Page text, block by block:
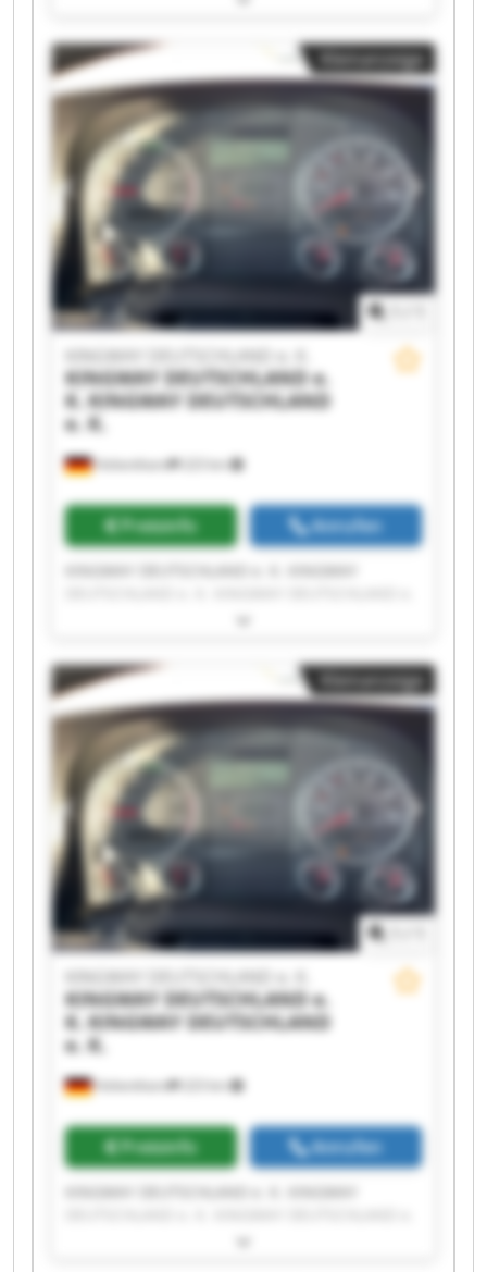
K. KINGWAY DEUTSCHLAND e. K. KINGWAY
DEUTSCHLAND e. K. KINGWAY DEUTSCHLAND e.
K. KINGWAY DEUTSCHLAND e. K. KINGWAY
DEUTSCHLAND e. K. KINGWAY DEUTSCHLAND e.
K. KINGWAY DEUTSCHLAND e. K. KINGWAY
DEUTSCHLAND e. K. KINGWAY DEUTSCHLAND e.
K. KINGWAY DEUTSCHLAND e. K. KINGWAY
DEUTSCHLAND e. K. KINGWAY DEUTSCHLAND e.
K. KINGWAY DEUTSCHLAND e. K. KINGWAY
DEUTSCHLAND e. K.
Kleinanzeige
Hohenthann 223 km
KINGWAY DEUTSCHLAND e.
K. KINGWAY DEUTSCHLAND
e. K.
Preisinfo Anrufen
K. KINGWAY DEUTSCHLAND e. K. KINGWAY
K. KINGWAY DEUTSCHLAND e. K. KINGWAY
DEUTSCHLAND e. K. KINGWAY DEUTSCHLAND e.
K. KINGWAY DEUTSCHLAND e. K. KINGWAY
DEUTSCHLAND e. K. KINGWAY DEUTSCHLAND e.
K. KINGWAY DEUTSCHLAND e. K. KINGWAY
DEUTSCHLAND e. K. KINGWAY DEUTSCHLAND e.
K. KINGWAY DEUTSCHLAND e. K. KINGWAY
DEUTSCHLAND e. K. KINGWAY DEUTSCHLAND e.
K. KINGWAY DEUTSCHLAND e. K. KINGWAY
DEUTSCHLAND e. K.
Kleinanzeige
Hohenthann 223 km
KINGWAY DEUTSCHLAND e.
K. KINGWAY DEUTSCHLAND
e. K.
Preisinfo Anrufen
K. KINGWAY DEUTSCHLAND e. K. KINGWAY